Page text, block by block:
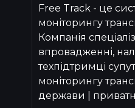
Free Track - це
моніторингу
Компанія
впровадженні,
техпідтримці
моніторингу
держави |